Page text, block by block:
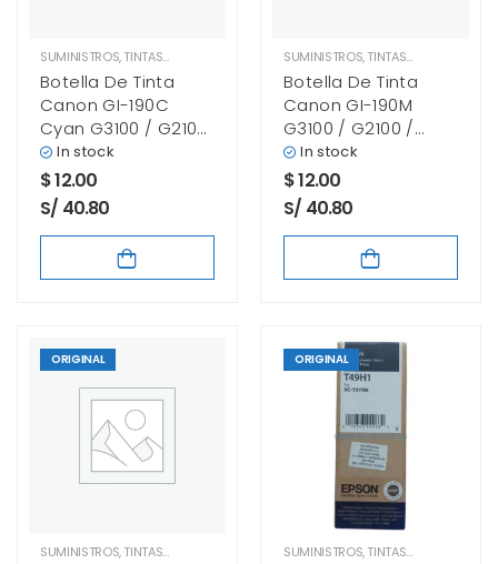
SUMINISTROS,TINTAS CANON
Botella De Tinta
Canon GI-190C
Cyan G3100 / G2100
/ G1100
In stock
$12.00
S/ 40.80
SUMINISTROS,TINTAS CANON
Botella De Tinta
Canon GI-190M
G3100 / G2100 /
G1100 Magenta
In stock
$12.00
S/ 40.80
ORIGINAL
SUMINISTROS,TINTAS CANON
ORIGINAL
SUMINISTROS,TINTAS EPSON